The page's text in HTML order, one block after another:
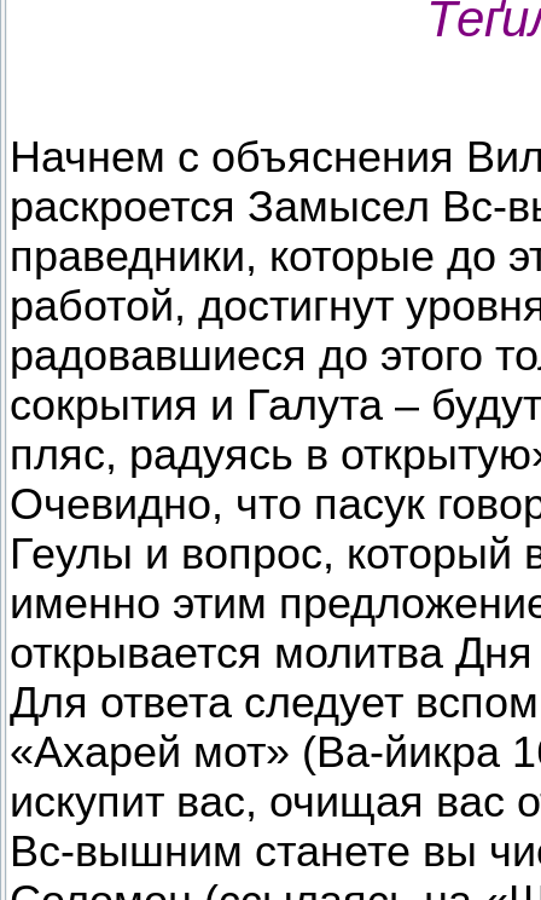
Начнем с объяснения
раскроется Замысел Вс-
праведники, которые до
работой, достигнут
радовавшиеся до этого
сокрытия и Галута –
пляс, радуясь в
Очевидно, что пасук
Геулы и вопрос, который
именно этим
открывается молитва
Для ответа следует
«Ахарей мот» (Ва-йикра
искупит вас, очищая вас
Вс-вышним станете вы